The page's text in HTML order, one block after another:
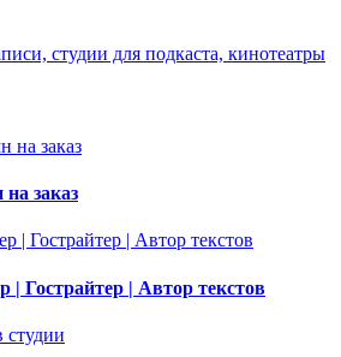
студии для подкаста, кинотеатры
заказ
| Гострайтер | Автор текстов